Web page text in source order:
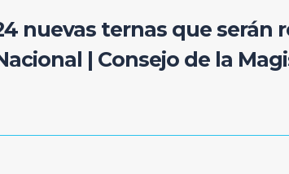
nuevas ternas que serán
| Consejo de la